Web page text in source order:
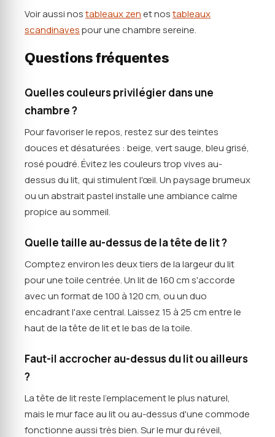
Voir aussi nostableaux zenet nostableaux
scandinavespour une chambre sereine.
Questions fréquentes
Quelles couleurs privilégier dans une
chambre ?
Pour favoriser le repos, restez sur des teintes
douces et désaturées : beige, vert sauge, bleu grisé,
rosé poudré. Évitez les couleurs trop vives au-
dessus du lit, qui stimulent l'œil. Un paysage brumeux
ou un abstrait pastel installe une ambiance calme
propice au sommeil.
Quelle taille au-dessus de la tête de lit ?
Comptez environ les deux tiers de la largeur du lit
pour une toile centrée. Un lit de 160 cm s'accorde
avec un format de 100 à 120 cm, ou un duo
encadrant l'axe central. Laissez 15 à 25 cm entre le
haut de la tête de lit et le bas de la toile.
Faut-il accrocher au-dessus du lit ou ailleurs
?
La tête de lit reste l'emplacement le plus naturel,
mais le mur face au lit ou au-dessus d'une commode
fonctionne aussi très bien. Sur le mur du réveil,